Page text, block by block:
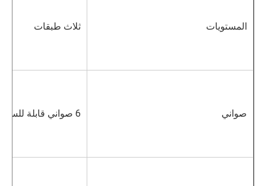
المستويات ثلاث طبقات
صواني 6 صواني قابلة للسحب